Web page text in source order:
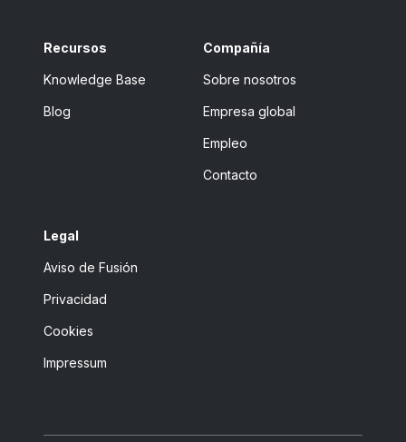
Recursos
Knowledge Base
Blog
Compañía
Sobre nosotros
Empresa global
Empleo
Contacto
Legal
Aviso de Fusión
Privacidad
Cookies
Impressum